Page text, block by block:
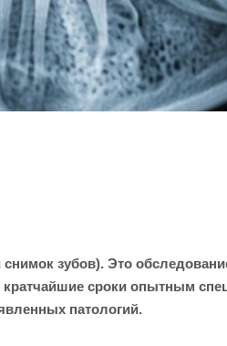
зубов). Это
сроки опытным
патологий.